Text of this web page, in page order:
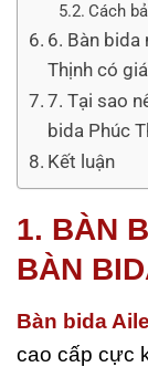
Cách
6. Bàn bida
Thịnh có
7. Tại sao
bida Phúc
Kết luận
1. BÀN
BÀN
Bàn bida
cao cấp cực